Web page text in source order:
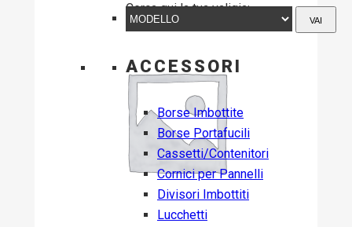
Cerca qui la tua valigia:
VAI
ACCESSORI
Borse Imbottite
Borse Portafucili
Cassetti/Contenitori
Cornici per Pannelli
Divisori Imbottiti
Lucchetti